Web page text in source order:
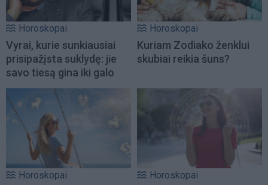
Horoskopai
Vyrai, kurie sunkiausiai
prisipažįsta suklydę: jie
savo tiesą gina iki galo
Horoskopai
Kuriam Zodiako ženklui
skubiai reikia šuns?
Horoskopai Horoskopai